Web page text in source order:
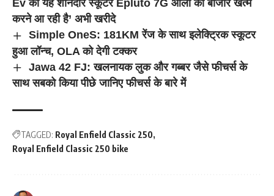
Ev की यह शानदार स्कूटर Epluto 7G ओला का बाजार खत्म
करने आ रही है’ अभी खरीदे
Simple OneS: 181KM रेंज के साथ इलेक्ट्रिक स्कूटर
हुआ लॉन्च, OLA को देगी टक्कर
Jawa 42 FJ: खलनायक लुक और गब्बर जैसे फीचर्स के
साथ सबको किया पीछे जानिए फीचर्स के बारे में
TAGGED: Royal Enfield Classic 250
Royal Enfield Classic 250 bike